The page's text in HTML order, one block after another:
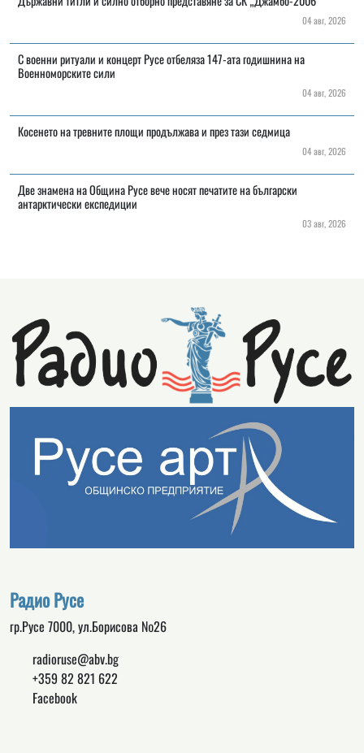
04 авг, 2026
С военни ритуали и концерт Русе отбеляза 147-ата годишнина на
Военноморските сили
04 авг, 2026
Косенето на тревните площи продължава и през тази седмица
04 авг, 2026
Две знамена на Община Русе вече носят печатите на български
антарктически експедиции
03 авг, 2026
Радио Русе
гр.Русе 7000, ул.Борисова №26
radioruse@abv.bg
+359 82 821 622
Facebook